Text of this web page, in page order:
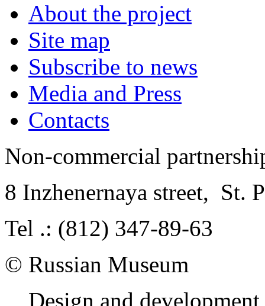
About the project
Site map
Subscribe to news
Media and Press
Contacts
Non-commercial
8 Inzhenernaya street, St.
Tel .: (812) 347-89-63
© Russian Museum
Design and